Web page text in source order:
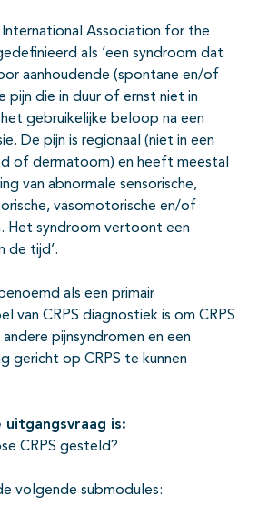
Association for the
als ‘een syndroom dat
aanhoudende (spontane en/of
pijn die in duur of ernst niet in
gebruikelijke beloop na een
De pijn is regionaal (niet in een
of dermatoom) en heeft meestal
van abnormale sensorische,
vasomotorische en/of
Het syndroom vertoont een
de tijd’.
als een primair
van CRPS diagnostiek is om CRPS
pijnsyndromen en een
gericht op CRPS te kunnen
uitgangsvraag is:
CRPS gesteld?
volgende submodules: